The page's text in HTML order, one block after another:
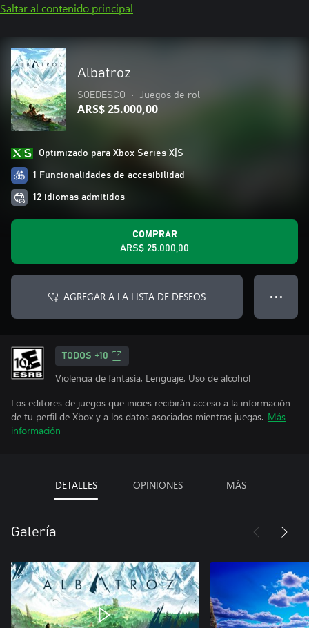
Saltar al contenido principal
Albatroz
SOEDESCO • Juegos de rol
ARS$ 25.000,00
Optimizado para Xbox Series X|S
1 Funcionalidades de accesibilidad
12 idiomas admitidos
COMPRAR
ARS$ 25.000,00
AGREGAR A LA LISTA DE DESEOS ● ● ●
TODOS +10
Violencia de fantasía, Lenguaje, Uso de alcohol
Los editores de juegos que inicies recibirán acceso a la información
de tu perfil de Xbox y a los datos asociados mientras juegas. Más
información
DETALLES OPINIONES MÁS
Galería